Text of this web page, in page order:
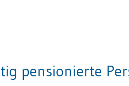
pensionierte